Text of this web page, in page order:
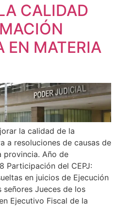
CALIDAD
EN MATERIA
la calidad de la
a resoluciones de causas de
provincia. Año de
Participación del CEPJ:
en juicios de Ejecución
señores Jueces de los
Ejecutivo Fiscal de la